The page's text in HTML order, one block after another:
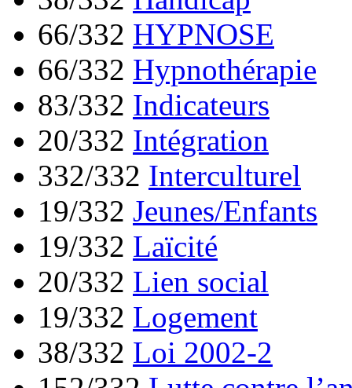
66/332 HYPNOSE
66/332 Hypnothérapie
83/332 Indicateurs
20/332 Intégration
332/332 Interculturel
19/332 Jeunes/Enfants
19/332 Laïcité
20/332 Lien social
19/332 Logement
38/332 Loi 2002-2